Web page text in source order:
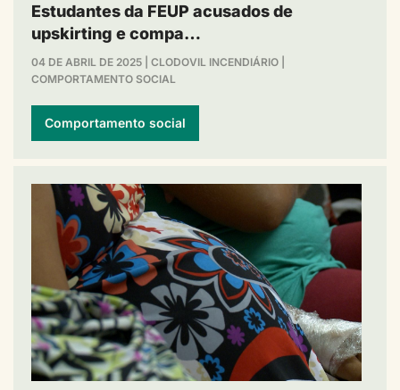
Estudantes da FEUP acusados de
upskirting e compa…
04 DE ABRIL DE 2025 CLODOVIL INCENDIÁRIO
COMPORTAMENTO SOCIAL
Comportamento social